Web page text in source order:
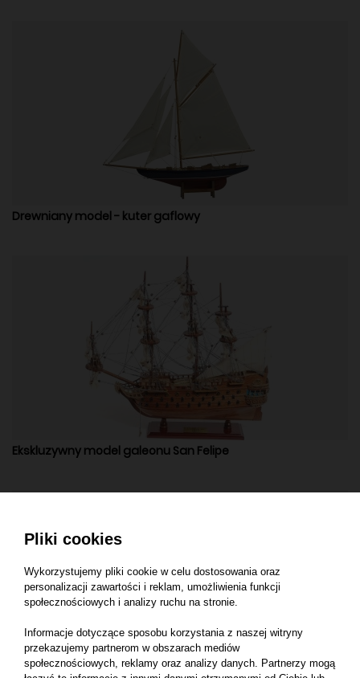
Drewniany model - kuter gaflowy
Ekskluzywny model galeonu San Felipe
Pliki cookies
Wykorzystujemy pliki cookie w celu dostosowania oraz
personalizacji zawartości i reklam, umożliwienia funkcji
społecznościowych i analizy ruchu na stronie.
Informacje dotyczące sposobu korzystania z naszej witryny
przekazujemy partnerom w obszarach mediów
społecznościowych, reklamy oraz analizy danych. Partnerzy mogą